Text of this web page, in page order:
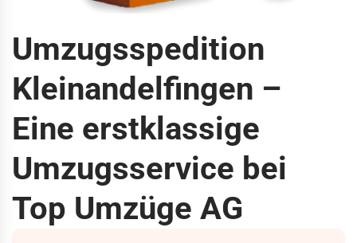
Umzugsspedition
Kleinandelfingen –
Eine erstklassige
Umzugsservice bei
Top Umzüge AG